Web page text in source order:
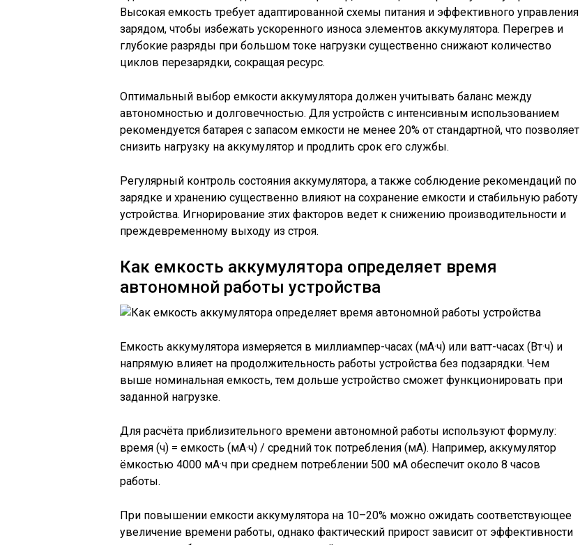
Высокая емкость требует адаптированной схемы питания и эффективного управления
зарядом, чтобы избежать ускоренного износа элементов аккумулятора. Перегрев и
глубокие разряды при большом токе нагрузки существенно снижают количество
циклов перезарядки, сокращая ресурс.
Оптимальный выбор емкости аккумулятора должен учитывать баланс между
автономностью и долговечностью. Для устройств с интенсивным использованием
рекомендуется батарея с запасом емкости не менее 20% от стандартной, что позволяет
снизить нагрузку на аккумулятор и продлить срок его службы.
Регулярный контроль состояния аккумулятора, а также соблюдение рекомендаций по
зарядке и хранению существенно влияют на сохранение емкости и стабильную работу
устройства. Игнорирование этих факторов ведет к снижению производительности и
преждевременному выходу из строя.
Как емкость аккумулятора определяет время
автономной работы устройства
Емкость аккумулятора измеряется в миллиампер-часах (мА·ч) или ватт-часах (Вт·ч) и
напрямую влияет на продолжительность работы устройства без подзарядки. Чем
выше номинальная емкость, тем дольше устройство сможет функционировать при
заданной нагрузке.
Для расчёта приблизительного времени автономной работы используют формулу:
время (ч) = емкость (мА·ч) / средний ток потребления (мА). Например, аккумулятор
ёмкостью 4000 мА·ч при среднем потреблении 500 мА обеспечит около 8 часов
работы.
При повышении емкости аккумулятора на 10–20% можно ожидать соответствующее
увеличение времени работы, однако фактический прирост зависит от эффективности